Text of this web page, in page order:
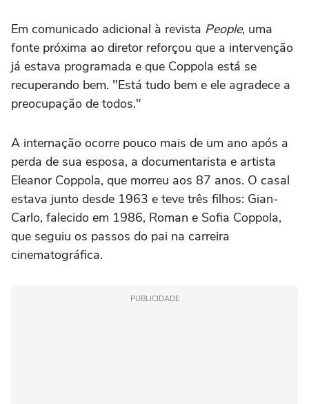
Em comunicado adicional à revista People, uma
fonte próxima ao diretor reforçou que a intervenção
já estava programada e que Coppola está se
recuperando bem. "Está tudo bem e ele agradece a
preocupação de todos."
A internação ocorre pouco mais de um ano após a
perda de sua esposa, a documentarista e artista
Eleanor Coppola, que morreu aos 87 anos. O casal
estava junto desde 1963 e teve três filhos: Gian-
Carlo, falecido em 1986, Roman e Sofia Coppola,
que seguiu os passos do pai na carreira
cinematográfica.
PUBLICIDADE